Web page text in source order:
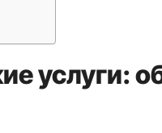
услуги: